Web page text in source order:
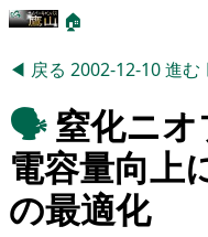
🏠
◀ 戻る 2002-12-10進む
🗣️窒化ニオ
電容量向上
の最適化